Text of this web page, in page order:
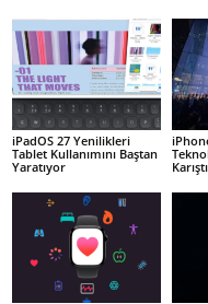
iPadOS 27 Yenilikleri
Tablet Kullanımını Baştan
Yaratıyor